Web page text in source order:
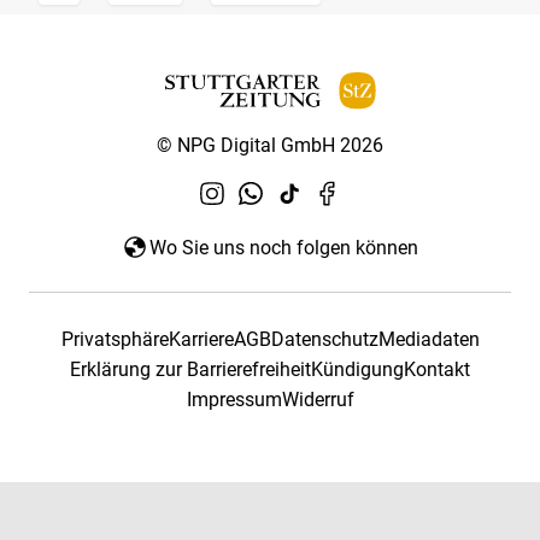
© NPG Digital GmbH 2026
Wo Sie uns noch folgen können
PrivatsphäreKarriereAGBDatenschutzMediadaten
Erklärung zur BarrierefreiheitKündigungKontakt
ImpressumWiderruf